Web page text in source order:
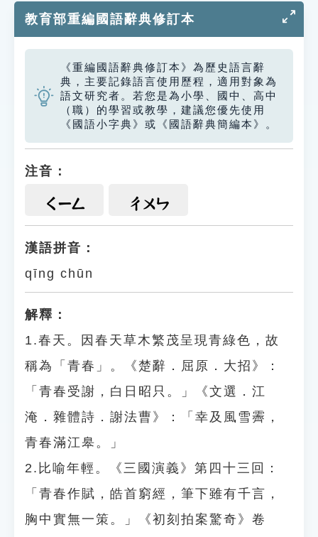
教育部重編國語辭典修訂本
《重編國語辭典修訂本》為歷史語言辭
典，主要記錄語言使用歷程，適用對象為
語文研究者。若您是為小學、國中、高中
（職）的學習或教學，建議您優先使用
《國語小字典》或《國語辭典簡編本》。
注音：
ㄑㄧㄥ ㄔㄨㄣ
漢語拼音：
qīng chūn
解釋：
1.春天。因春天草木繁茂呈現青綠色，故
稱為「青春」。《楚辭．屈原．大招》：
「青春受謝，白日昭只。」《文選．江
淹．雜體詩．謝法曹》：「幸及風雪霽，
青春滿江皋。」
2.比喻年輕。《三國演義》第四十三回：
「青春作賦，皓首窮經，筆下雖有千言，
胸中實無一策。」《初刻拍案驚奇》卷